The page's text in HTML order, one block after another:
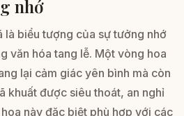
nhớ
là biểu tượng của sự tưởng nhớ
văn hóa tang lễ. Một vòng hoa
lại cảm giác yên bình mà còn
khuất được siêu thoát, an nghỉ
này đặc biệt phù hợp với các